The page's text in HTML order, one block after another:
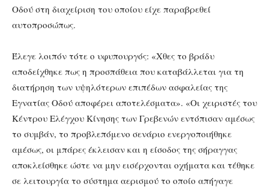
Οδού στη διαχείριση του οποίου είχε παραβρεθεί
αυτοπροσώπως.
Έλεγε λοιπόν τότε ο υφυπουργός: «Χθες το βράδυ
αποδείχθηκε πως η προσπάθεια που καταβάλλεται για τη
διατήρηση των υψηλότερων επιπέδων ασφαλείας της
Εγνατίας Οδού αποφέρει αποτελέσματα». «Οι χειριστές του
Κέντρου Ελέγχου Κίνησης των Γρεβενών εντόπισαν αμέσως
το συμβάν, το προβλεπόμενο σενάριο ενεργοποιήθηκε
αμέσως, οι μπάρες έκλεισαν και η είσοδος της σήραγγας
αποκλείσθηκε ώστε να μην εισέρχονται οχήματα και τέθηκε
σε λειτουργία το σύστημα αερισμού το οποίο απήγαγε